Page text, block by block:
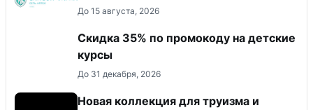
До 15 августа, 2026
Скидка 35% по промокоду на детские
курсы
До 31 декабря, 2026
Новая коллекция для труизма и